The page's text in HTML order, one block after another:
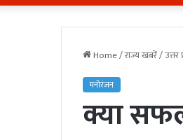
Home/राज्य खबरें/उत्तर
मनोरंजन
क्या